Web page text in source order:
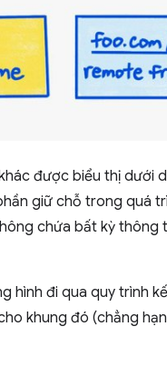
được biểu thị dưới
giữ chỗ trong quá
chứa bất kỳ thông
hình đi qua quy trình
khung đó (chẳng